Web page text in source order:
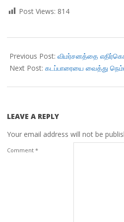
Post Views: 814
03-
26
Previous Post: விமர்சனத்தை
Next Post: கடப்பாரையை வைத்து
LEAVE A REPLY
Your email address will not be
Comment *